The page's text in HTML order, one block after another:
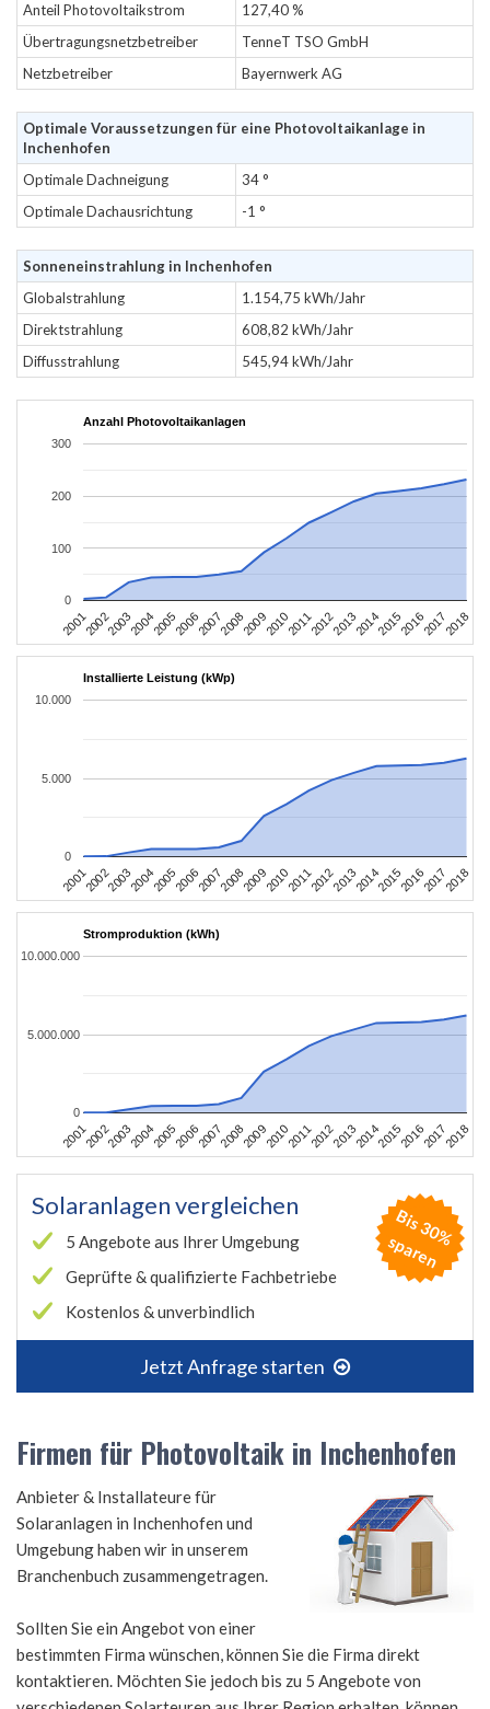
Anteil Photovoltaikstrom
127,40 %
Übertragungsnetzbetreiber
TenneT TSO GmbH
Netzbetreiber
Bayernwerk AG
Optimale Voraussetzungen für eine Photovoltaikanlage in
Inchenhofen
Optimale Dachneigung
34 °
Optimale Dachausrichtung
-1 °
Sonneneinstrahlung in Inchenhofen
Globalstrahlung
1.154,75 kWh/Jahr
Direktstrahlung
608,82 kWh/Jahr
Diffusstrahlung
545,94 kWh/Jahr
Anzahl Photovoltaikanlagen
200120022003200420052006200720082009201020112012201320142015201620172018
0
100
200
300
Installierte Leistung (kWp)
200120022003200420052006200720082009201020112012201320142015201620172018
0
5.000
10.000
Stromproduktion (kWh)
200120022003200420052006200720082009201020112012201320142015201620172018
0
5.000.000
10.000.000
Solaranlagen vergleichen
5 Angebote aus Ihrer Umgebung
Geprüfte & qualifizierte Fachbetriebe
Kostenlos & unverbindlich
Jetzt Anfrage starten
B
is
3
0
%
s
p
a
r
e
n
Firmen für Photovoltaik in Inchenhofen
Anbieter & Installateure für
Solaranlagen in Inchenhofen und
Umgebung haben wir in unserem
Branchenbuch zusammengetragen.
Sollten Sie ein Angebot von einer
bestimmten Firma wünschen, können Sie die Firma direkt
kontaktieren. Möchten Sie jedoch bis zu 5 Angebote von